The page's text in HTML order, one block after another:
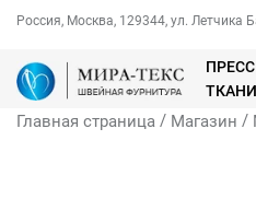
Россия, Москва, 129344, ул. Летчика
ТКАНИ
Главная страница / Магазин /